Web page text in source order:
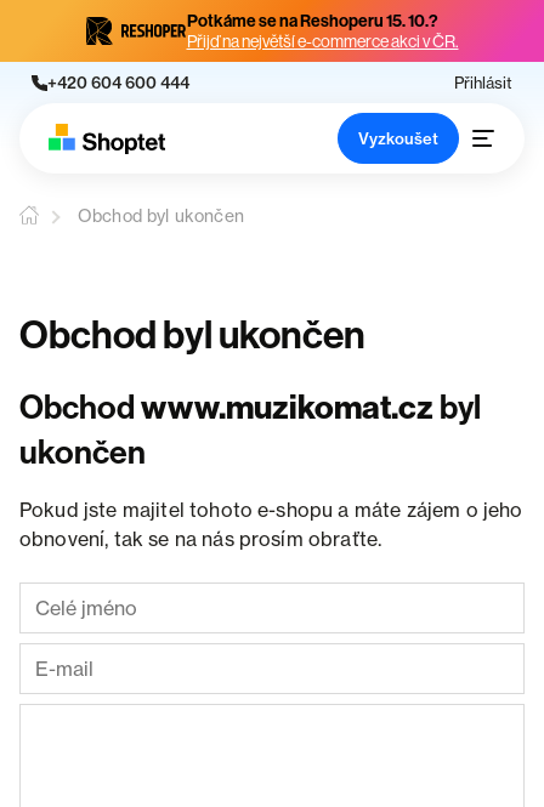
Potkáme se na Reshoperu 15. 10.?
Přijď na největší e-commerce akci v ČR.
+420 604 600 444 Přihlásit
Vyzkoušet
Obchod byl ukončen
Obchod byl ukončen
Obchodwww.muzikomat.cz byl
ukončen
Pokud jste majitel tohoto e-shopu a máte zájem o jeho
obnovení, tak se na nás prosím obraťte.